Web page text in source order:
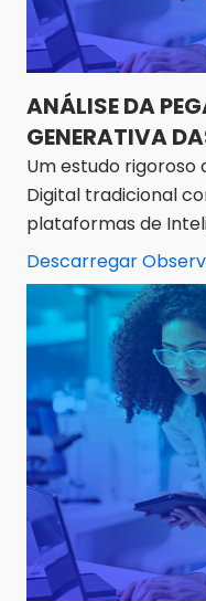
ANÁLISE DA
GENERATIVA
FARMÁCIAS DO
Um estudo rigoroso
Digital tradicional
plataformas de
empresas mais
farmacêutico no
Descarregar